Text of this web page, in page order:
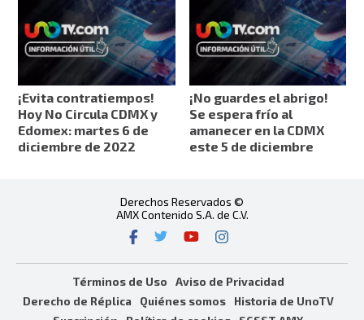
¡Evita contratiempos!
Hoy No Circula CDMX y
Edomex: martes 6 de
diciembre de 2022
¡No guardes el abrigo!
Se espera frío al
amanecer en la CDMX
este 5 de diciembre
Derechos Reservados ©
AMX Contenido S.A. de C.V.
Términos de Uso
Aviso de Privacidad
Derecho de Réplica
Quiénes somos
Historia de UnoTV